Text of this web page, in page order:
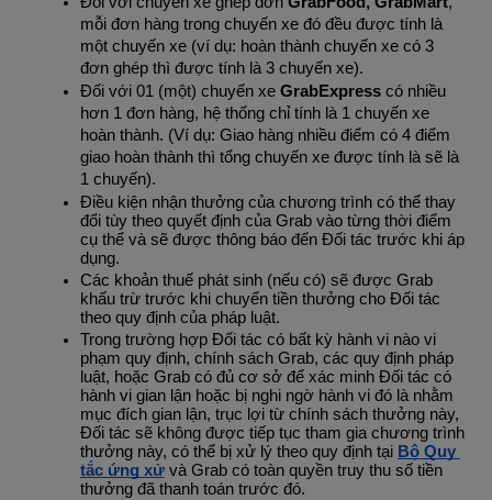
mỗi đơn hàng trong chuyến xe đó đều được tính là
một chuyến xe (ví dụ: hoàn thành chuyến xe có 3
đơn ghép thì được tính là 3 chuyến xe).
Đối với 01 (một) chuyến xe GrabExpress có nhiều
hơn 1 đơn hàng, hệ thống chỉ tính là 1 chuyến xe
hoàn thành. (Ví dụ: Giao hàng nhiều điểm có 4 điểm
giao hoàn thành thì tổng chuyến xe được tính là sẽ là
1 chuyến).
Điều kiện nhận thưởng của chương trình có thể thay
đổi tùy theo quyết định của Grab vào từng thời điểm
cụ thể và sẽ được thông báo đến Đối tác trước khi áp
dụng.
Các khoản thuế phát sinh (nếu có) sẽ được Grab
khấu trừ trước khi chuyển tiền thưởng cho Đối tác
theo quy định của pháp luật.
Trong trường hợp Đối tác có bất kỳ hành vi nào vi
phạm quy định, chính sách Grab, các quy định pháp
luật, hoặc Grab có đủ cơ sở để xác minh Đối tác có
hành vi gian lận hoặc bị nghi ngờ hành vi đó là nhằm
mục đích gian lận, trục lợi từ chính sách thưởng này,
Đối tác sẽ không được tiếp tục tham gia chương trình
thưởng này, có thể bị xử lý theo quy định tại Bộ Quy
tắc ứng xử và Grab có toàn quyền truy thu số tiền
thưởng đã thanh toán trước đó.